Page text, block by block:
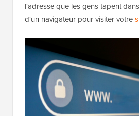
l'adresse que les gens tapent
d'un navigateur pour visiter votre